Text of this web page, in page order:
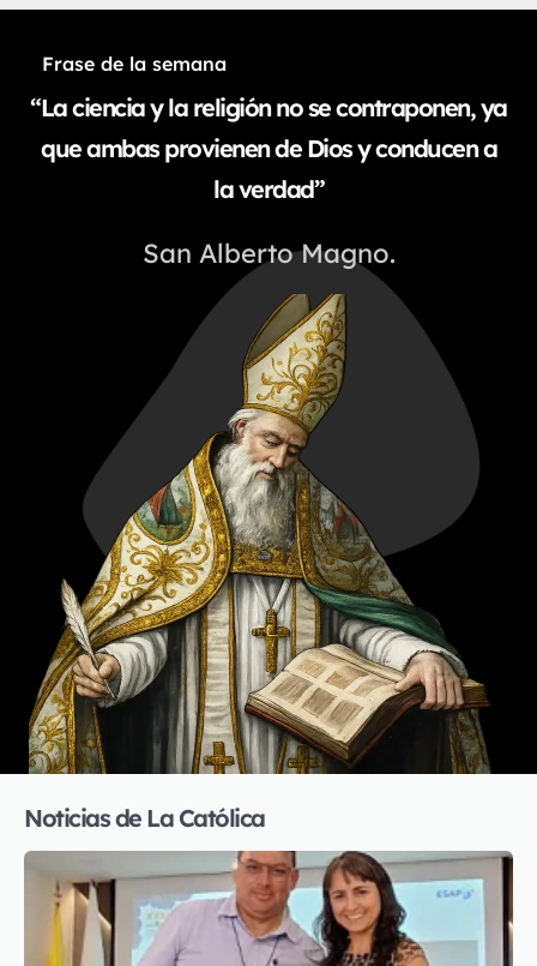
Frase de la semana
“La ciencia y la religión no se contraponen, ya
que ambas provienen de Dios y conducen a
la verdad”
San Alberto Magno.
Noticias de La Católica